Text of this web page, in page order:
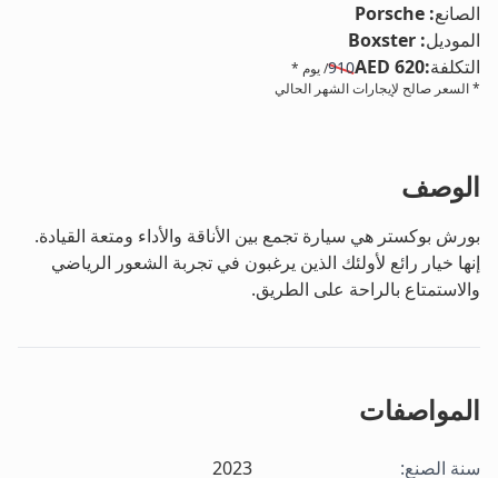
الصانع:
Porsche
الموديل:
Boxster
التكلفة:
AED 620
910/ يوم *
* السعر صالح لإيجارات الشهر الحالي
الوصف
بورش بوكستر هي سيارة تجمع بين الأناقة والأداء ومتعة القيادة.
إنها خيار رائع لأولئك الذين يرغبون في تجربة الشعور الرياضي
والاستمتاع بالراحة على الطريق.
المواصفات
سنة الصنع:
2023